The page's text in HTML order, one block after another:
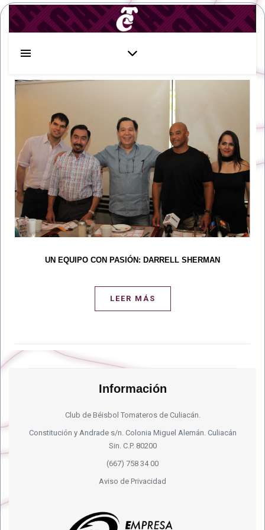
UN EQUIPO CON PASIÓN: DARRELL SHERMAN
LEER MÁS
Información
Club de Béisbol Tomateros de Culiacán.
Constitución y Andrade s/n. Colonia Miguel Alemán. Culiacán
Sin. C.P. 80200
(667) 758 34 00
Aviso de Privacidad